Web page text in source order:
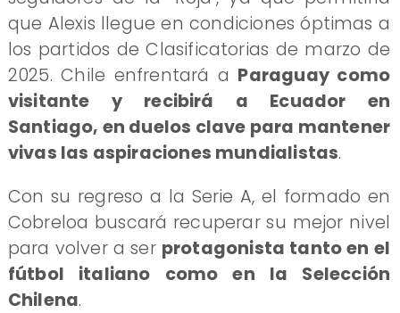
que Alexis llegue en condiciones óptimas a
los partidos de Clasificatorias de marzo de
2025. Chile enfrentará a Paraguay como
visitante y recibirá a Ecuador en
Santiago, en duelos clave para mantener
vivas las aspiraciones mundialistas.
Con su regreso a la Serie A, el formado en
Cobreloa buscará recuperar su mejor nivel
para volver a ser protagonista tanto en el
fútbol italiano como en la Selección
Chilena.